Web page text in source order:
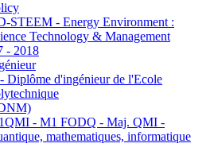
STEEM - Energy Environment :
Technology & Management
- 2018
Diplôme d'ingénieur de l'Ecole
- M1 FODQ - Maj. QMI -
mathematiques, informatique